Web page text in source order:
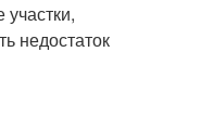
недостаток